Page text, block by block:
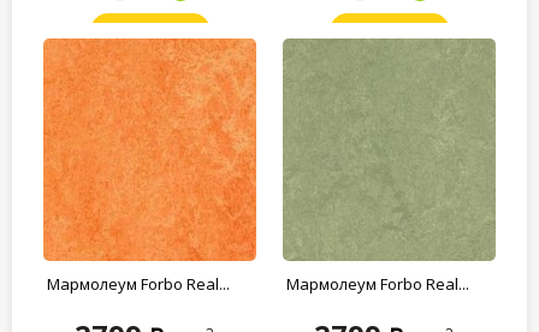
Заказать Заказать
Мармолеум Forbo Real... Мармолеум Forbo Real...